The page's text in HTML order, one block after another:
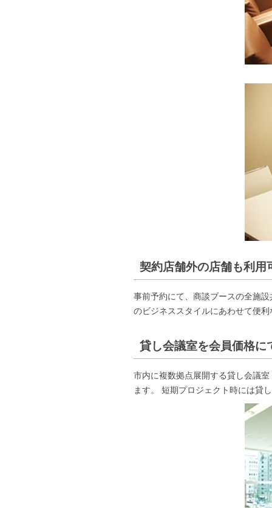
契約店舗外の店舗も利用
事前予約にて、商談ブースの全施
のビジネススタイルにあわせて便
貸し会議室を会員価格に
市内に複数拠点展開する貸し会議
ます。 短期プロジェクト時には貸